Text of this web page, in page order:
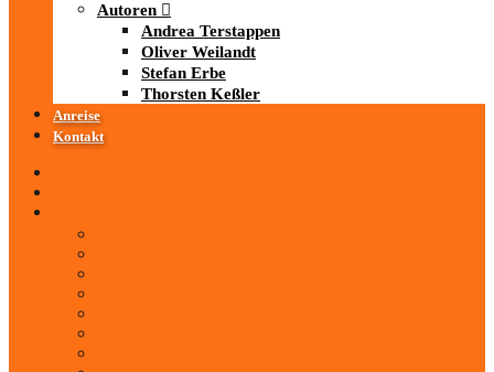
Autoren
Andrea Terstappen
Oliver Weilandt
Stefan Erbe
Thorsten Keßler
Anreise
Kontakt